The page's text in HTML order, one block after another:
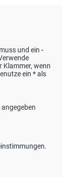
und ein -
Klammer, wenn
ein * als